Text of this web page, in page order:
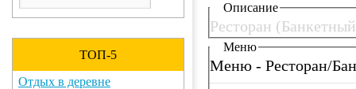
Отображение на
Описание
Ресторан
Меню
Меню - Ресторан/
ТОП-5
Отдых в деревне